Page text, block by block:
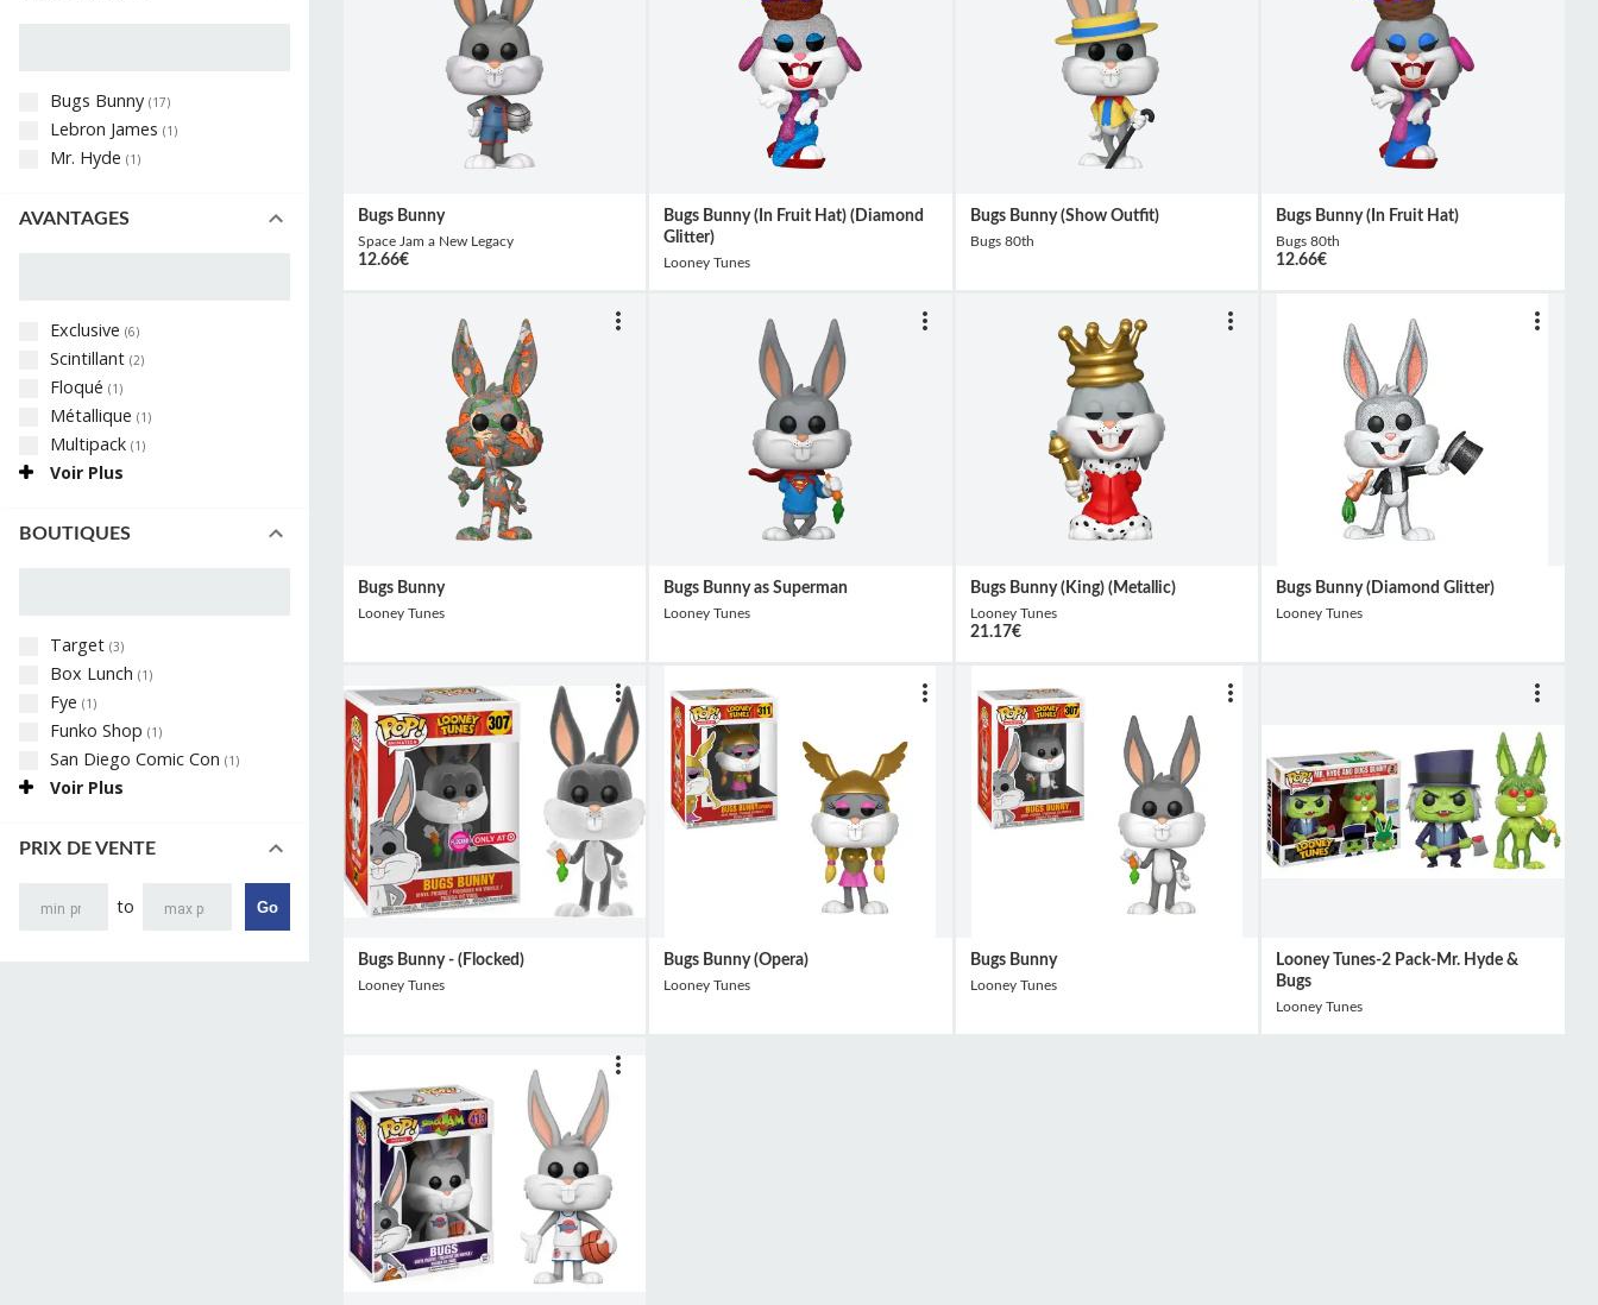
Bugs Bunny (17)
Lebron James (1 )
Mr. Hyde (1 )
AVANTAGES
Exclusive (6)
Scintillant (2)
Floqué (1 )
Métallique (1 )
Multipack (1 )
Voir Plus
BOUTIQUES
Target (3)
Box Lunch (1 )
Fye (1 )
Funko Shop (1 )
San Diego Comic Con (1 )
Voir Plus
PRIX DE VENTE
to Go
Bugs Bunny
Space Jam a New Legacy
12.66€
Bugs Bunny (In Fruit Hat) (Diamond
Glitter)
Looney Tunes
Bugs Bunny (Show Outfit)
Bugs 80th
Bugs Bunny (In Fruit Hat)
Bugs 80th
12.66€
Bugs Bunny
Looney Tunes
Bugs Bunny as Superman
Looney Tunes
Bugs Bunny (King) (Metallic)
Looney Tunes
21.17€
Bugs Bunny (Diamond Glitter)
Looney Tunes
Bugs Bunny - (Flocked)
Looney Tunes
Bugs Bunny (Opera)
Looney Tunes
Bugs Bunny
Looney Tunes
Looney Tunes-2 Pack-Mr. Hyde &
Bugs
Looney Tunes